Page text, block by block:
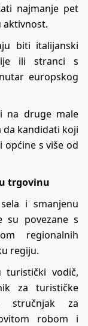
najmanje pet
aktivnost.
biti italijanski
ili stranci s
europskog
na druge male
da kandidati koji
s više od
trgovinu
i smanjenu
su povezane s
regionalnih
regiju.
turistički vodič,
za turističke
stručnjak za
robom i